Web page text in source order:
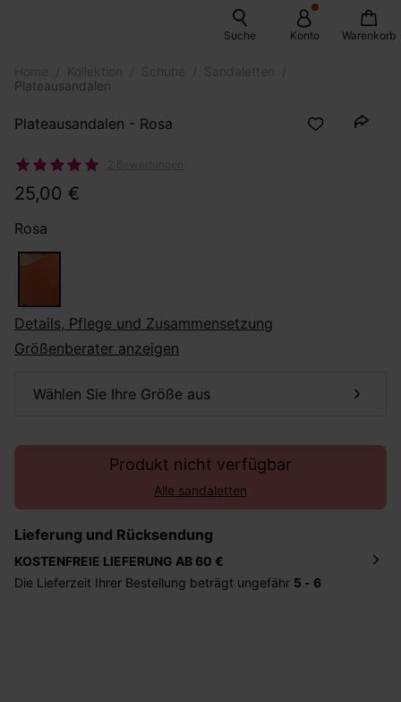
Suche Konto Warenkorb
Plateausandalen
Plateausandalen - Rosa
25,00 €
Rosa
Details, Pflege und Zusammensetzung
Größenberater anzeigen
Wählen Sie Ihre Größe aus
Produkt nicht verfügbar
Alle sandaletten
Lieferung und Rücksendung
KOSTENFREIE LIEFERUNG AB 60 €
Die Lieferzeit Ihrer Bestellung beträgt ungefähr 5 - 6